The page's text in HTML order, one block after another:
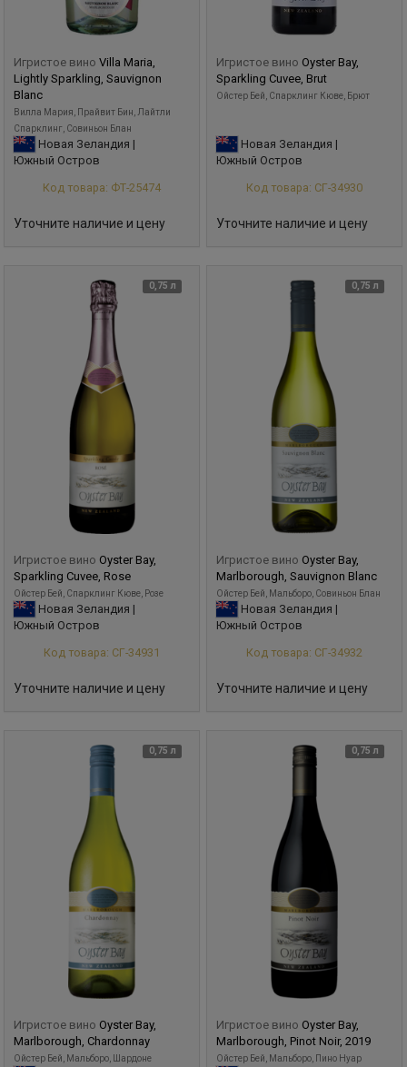
Игристое вино Villa Maria,
Lightly Sparkling, Sauvignon
Blanc
Вилла Мария, Прайвит Бин, Лайтли
Спарклинг, Совиньон Блан
Новая Зеландия |
Южный Остров
Код товара: ФТ-25474
Уточните наличие и цену
Игристое вино Oyster Bay,
Sparkling Cuvee, Brut
Ойстер Бей, Спарклинг Кюве, Брют
Новая Зеландия |
Южный Остров
Код товара: СГ-34930
Уточните наличие и цену
0,75 л
Игристое вино Oyster Bay,
Sparkling Cuvee, Rose
Ойстер Бей, Спарклинг Кюве, Розе
Новая Зеландия |
Южный Остров
Код товара: СГ-34931
Уточните наличие и цену
0,75 л
Игристое вино Oyster Bay,
Marlborough, Sauvignon Blanc
Ойстер Бей, Мальборо, Совиньон Блан
Новая Зеландия |
Южный Остров
Код товара: СГ-34932
Уточните наличие и цену
0,75 л
Игристое вино Oyster Bay,
Marlborough, Chardonnay
Ойстер Бей, Мальборо, Шардоне
0,75 л
Игристое вино Oyster Bay,
Marlborough, Pinot Noir, 2019
Ойстер Бей, Мальборо, Пино Нуар